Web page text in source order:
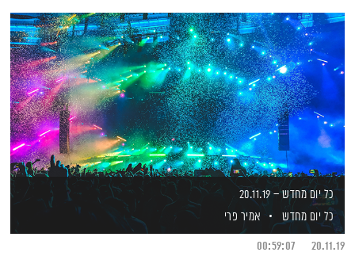
כל יום מחדש – 20.11.19
כל יום מחדש
אמיר פרי
20.11.19
00:59:07